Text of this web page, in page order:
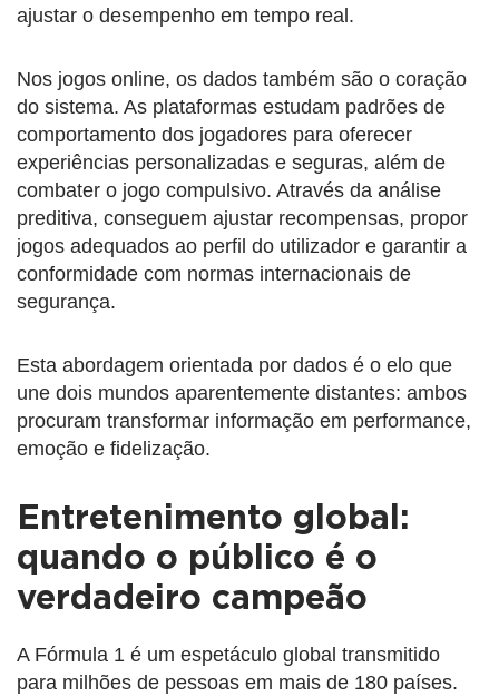
ajustar o desempenho em tempo real.
Nos jogos online, os dados também são o coração
do sistema. As plataformas estudam padrões de
comportamento dos jogadores para oferecer
experiências personalizadas e seguras, além de
combater o jogo compulsivo. Através da análise
preditiva, conseguem ajustar recompensas, propor
jogos adequados ao perfil do utilizador e garantir a
conformidade com normas internacionais de
segurança.
Esta abordagem orientada por dados é o elo que
une dois mundos aparentemente distantes: ambos
procuram transformar informação em performance,
emoção e fidelização.
Entretenimento global:
quando o público é o
verdadeiro campeão
A Fórmula 1 é um espetáculo global transmitido
para milhões de pessoas em mais de 180 países.